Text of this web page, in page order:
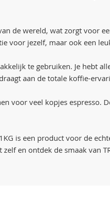
de wereld, wat zorgt voor
voor jezelf, maar ook een
makkelijk te gebruiken. Je
aan de totale koffie-
voor veel kopjes
1KG is een product voor
en ontdek de smaak van